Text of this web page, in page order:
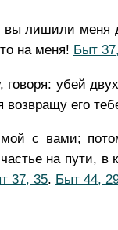
вы лишили меня
на меня! Быт
говоря: убей
возвращу его
с вами;
на пути, в
37, 35. Быт 44,